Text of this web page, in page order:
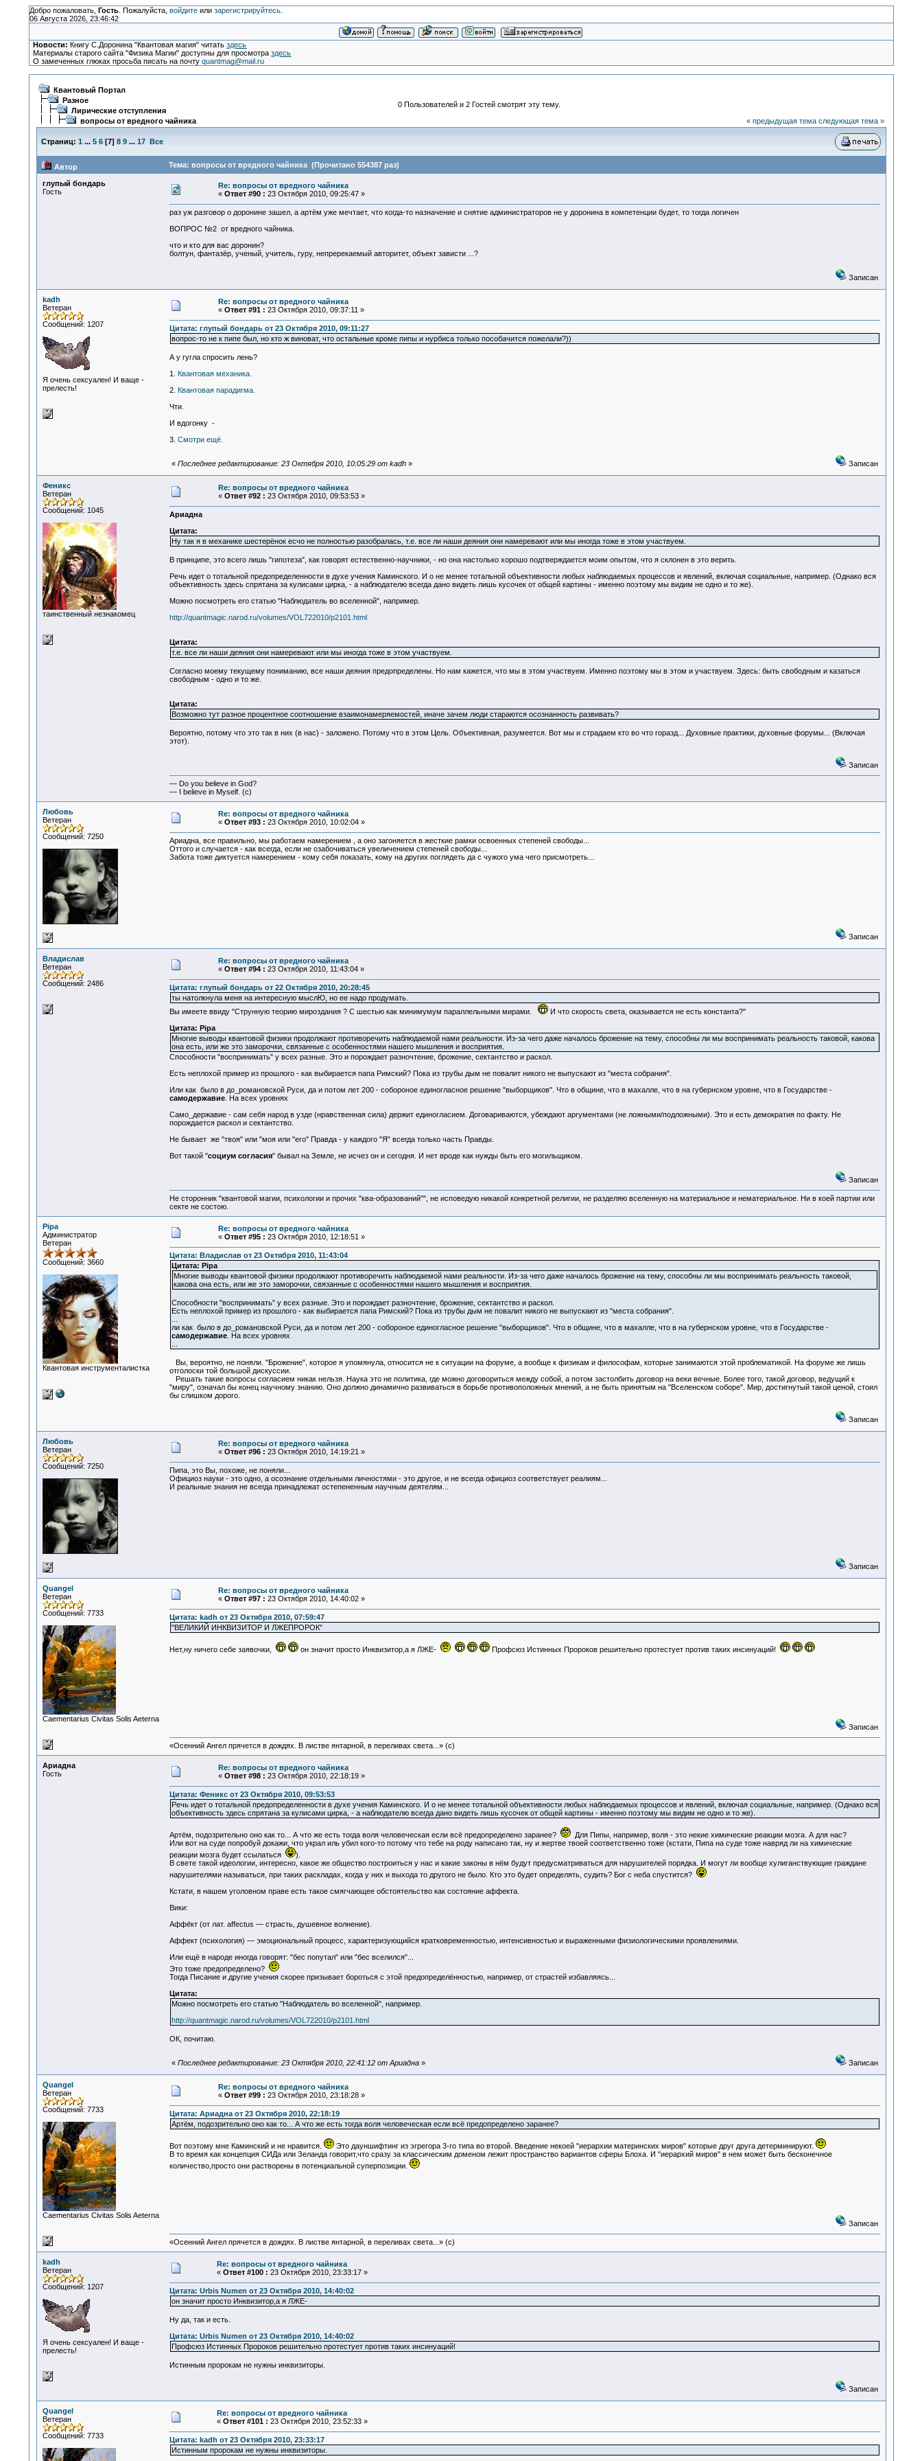
Добро пожаловать, Гость. Пожалуйста, войдитеили зарегистрируйтесь.
06 Августа 2026, 23:46:42
Новости: Книгу С.Доронина "Квантовая магия" читатьздесь
Материалы старого сайта "Физика Магии" доступны для просмотраздесь
О замеченных глюках просьба писать на почтуquantmag@mail.ru
Квантовый Портал
Разное
Лирические отступления
вопросы от вредного чайника
0 Пользователей и 2 Гостей смотрят эту тему.
« предыдущая тема следующая тема »
Страниц: 1 ... 5 6[7] 8 9 ... 17 Все
Автор Тема: вопросы от вредного чайника (Прочитано 554387 раз)
глупый бондарь
Гость
Re: вопросы от вредного чайника
« Ответ #90 : 23 Октября 2010, 09:25:47 »
раз уж разговор о доронине зашел, а артём уже мечтает, что когда-то назначение и снятие администраторов не у доронина в компетенции будет, то тогда логичен
ВОПРОС №2 от вредного чайника.
что и кто для вас доронин?
болтун, фантазёр, ученый, учитель, гуру, непререкаемый авторитет, объект зависти ...?
Записан
kadh
Ветеран
Сообщений: 1207
Я очень сексуален! И ваще -
прелесть!
Re: вопросы от вредного чайника
« Ответ #91 : 23 Октября 2010, 09:37:11 »
Цитата: глупый бондарь от 23 Октября 2010, 09:11:27
вопрос-то не к пипе был, но кто ж виноват, что остальные кроме пипы и нурбиса только пособачится пожелали?))
А у гугла спросить лень?
1.
Квантовая механика.
2.
Квантовая парадигма.
Чти.
И вдогонку -
3. Смотри ещё.
« Последнее редактирование: 23 Октября 2010, 10:05:29 от kadh» Записан
Феникс
Ветеран
Сообщений: 1045
таинственный незнакомец
Re: вопросы от вредного чайника
« Ответ #92 : 23 Октября 2010, 09:53:53 »
Ариадна
Цитата:
Ну так я в механике шестерёнок есчо не полностью разобралась, т.е. все ли наши деяния они намеревают или мы иногда тоже в этом участвуем.
В принципе, это всего лишь "гипотеза", как говорят естественно-научники, - но она настолько хорошо подтверждается моим опытом, что я склонен в это верить.
Речь идет о тотальной предопределенности в духе учения Каминского. И о не менее тотальной объективности любых наблюдаемых процессов и явлений, включая социальные, например. (Однако вся
объективность здесь спрятана за кулисами цирка, - а наблюдателю всегда дано видеть лишь кусочек от общей картины - именно поэтому мы видим не одно и то же).
Можно посмотреть его статью "Наблюдатель во вселенной", например.
http://quantmagic.narod.ru/volumes/VOL722010/p2101.html
Цитата:
т.е. все ли наши деяния они намеревают или мы иногда тоже в этом участвуем.
Согласно моему текущему пониманию, все наши деяния предопределены. Но нам кажется, что мы в этом участвуем. Именно поэтому мы в этом и участвуем. Здесь: быть свободным и казаться
свободным - одно и то же.
Цитата:
Возможно тут разное процентное соотношение взаимонамеряемостей, иначе зачем люди стараются осознанность развивать?
Вероятно, потому что это так в них (в нас) - заложено. Потому что в этом Цель. Объективная, разумеется. Вот мы и страдаем кто во что горазд... Духовные практики, духовные форумы... (Включая
этот).
Записан
— Do you believe in God?
— I believe in Myself. (c)
Любовь
Ветеран
Сообщений: 7250
Re: вопросы от вредного чайника
« Ответ #93 : 23 Октября 2010, 10:02:04 »
Ариадна, все правильно, мы работаем намерением , а оно загоняется в жесткие рамки освоенных степеней свободы...
Оттого и случается - как всегда, если не озабочиваться увеличением степеней свободы...
Забота тоже диктуется намерением - кому себя показать, кому на других поглядеть да с чужого ума чего присмотреть...
Записан
Владислав
Ветеран
Сообщений: 2486
Re: вопросы от вредного чайника
« Ответ #94 : 23 Октября 2010, 11:43:04 »
Цитата: глупый бондарь от 22 Октября 2010, 20:28:45
ты натолкнула меня на интересную мыслЮ, но ее надо продумать.
Вы имеете ввиду "Струнную теорию мироздания ? С шестью как минимумум параллельными мирами.
И что скорость света, оказывается не есть константа?"
Цитата: Pipa
Многие выводы квантовой физики продолжают противоречить наблюдаемой нами реальности. Из-за чего даже началось брожение на тему, способны ли мы воспринимать реальность таковой, какова
она есть, или же это заморочки, связанные с особенностями нашего мышления и восприятия.
Способности "воспринимать" у всех разные. Это и порождает разночтение, брожение, сектантство и раскол.
Есть неплохой пример из прошлого - как выбирается папа Римский? Пока из трубы дым не повалит никого не выпускают из "места собрания".
Или как было в до_романовской Руси, да и потом лет 200 - собороное единогласное решение "выборщиков". Что в общине, что в махалле, что в на губернском уровне, что в Государстве -
самодержавие. На всех уровнях
Само_державие - сам себя народ в узде (нравственная сила) держит единогласием. Договариваются, убеждают аргументами (не ложными/подложными). Это и есть демократия по факту. Не
порождается раскол и сектантство.
Не бывает же "твоя" или "моя или "его" Правда - у каждого "Я" всегда только часть Правды.
Вот такой "социум согласия" бывал на Земле, не исчез он и сегодня. И нет вроде как нужды быть его могильщиком.
Записан
Не сторонник "квантовой магии, психологии и прочих "ква-образований"", не исповедую никакой конкретной религии, не разделяю вселенную на материальное и нематериальное. Ни в коей партии или
секте не состою.
Pipa
Администратор
Ветеран
Сообщений: 3660
Квантовая инструменталистка
Re: вопросы от вредного чайника
« Ответ #95 : 23 Октября 2010, 12:18:51 »
Цитата: Владислав от 23 Октября 2010, 11:43:04
Цитата: Pipa
Многие выводы квантовой физики продолжают противоречить наблюдаемой нами реальности. Из-за чего даже началось брожение на тему, способны ли мы воспринимать реальность таковой,
какова она есть, или же это заморочки, связанные с особенностями нашего мышления и восприятия.
Способности "воспринимать" у всех разные. Это и порождает разночтение, брожение, сектантство и раскол.
Есть неплохой пример из прошлого - как выбирается папа Римский? Пока из трубы дым не повалит никого не выпускают из "места собрания".
ли как было в до_романовской Руси, да и потом лет 200 - собороное единогласное решение "выборщиков". Что в общине, что в махалле, что в на губернском уровне, что в Государстве -
самодержавие. На всех уровнях
Вы, вероятно, не поняли. "Брожение", которое я упомянула, относится не к ситуации на форуме, а вообще к физикам и философам, которые занимаются этой проблематикой. На форуме же лишь
отголоски той большой дискуссии.
Решать такие вопросы согласием никак нельзя. Наука это не политика, где можно договориться между собой, а потом застолбить договор на веки вечные. Более того, такой договор, ведущий к
"миру", означал бы конец научному знанию. Оно должно динамично развиваться в борьбе противоположных мнений, а не быть принятым на "Вселенском соборе". Мир, достигнутый такой ценой, стоил
бы слишком дорого.
Записан
Любовь
Ветеран
Сообщений: 7250
Re: вопросы от вредного чайника
« Ответ #96 : 23 Октября 2010, 14:19:21 »
Пипа, это Вы, похоже, не поняли...
Официоз науки - это одно, а осознание отдельными личностями - это другое, и не всегда официоз соответствует реалиям...
И реальные знания не всегда принадлежат остепененным научным деятелям...
Записан
Quangel
Ветеран
Сообщений: 7733
Сaementarius Civitas Solis Aeterna
Re: вопросы от вредного чайника
« Ответ #97 : 23 Октября 2010, 14:40:02 »
Цитата: kadh от 23 Октября 2010, 07:59:47
"ВЕЛИКИЙ ИНКВИЗИТОР И ЛЖЕПРОРОК"
Нет,ну ничего себе заявочки, он значит просто Инквизитор,а я ЛЖЕ- Профсюз Истинных Пророков решительно протестует против таких инсинуаций!
Записан
«Осенний Ангел прячется в дождях. В листве янтарной, в переливах света...» (c)
Ариадна
Гость
Re: вопросы от вредного чайника
« Ответ #98 : 23 Октября 2010, 22:18:19 »
Цитата: Феникс от 23 Октября 2010, 09:53:53
Речь идет о тотальной предопределенности в духе учения Каминского. И о не менее тотальной объективности любых наблюдаемых процессов и явлений, включая социальные, например. (Однако вся
объективность здесь спрятана за кулисами цирка, - а наблюдателю всегда дано видеть лишь кусочек от общей картины - именно поэтому мы видим не одно и то же).
Артём, подозрительно оно как то... А что же есть тогда воля человеческая если всё предопределено заранее?
Для Пипы, например, воля - это некие химические реакции мозга. А для нас?
Или вот на суде попробуй докажи, что украл иль убил кого-то потому что тебе на роду написано так, ну и жертве твоей соответственно тоже (кстати, Пипа на суде тоже навряд ли на химические
реакции мозга будет ссылаться
).
В свете такой идеологии, интересно, какое же общество построиться у нас и какие законы в нём будут предусматриваться для нарушителей порядка. И могут ли вообще хулиганствующие граждане
нарушителями называться, при таких раскладах, когда у них и выхода то другого не было. Кто это будет определять, судить? Бог с неба спустится?
Кстати, в нашем уголовном праве есть такое смягчающее обстоятельство как состояние аффекта.
Вики:
Аффе́кт (от лат. affectus — страсть, душевное волнение).
Аффект (психология) — эмоциональный процесс, характеризующийся кратковременностью, интенсивностью и выраженными физиологическими проявлениями.
Или ещё в народе иногда говорят: "бес попутал" или "бес вселился"...
Это тоже предопределено?
Тогда Писание и другие учения скорее призывает бороться с этой предопределённостью, например, от страстей избавляясь...
Цитата:
Можно посмотреть его статью "Наблюдатель во вселенной", например.
http://quantmagic.narod.ru/volumes/VOL722010/p2101.html
ОК, почитаю.
« Последнее редактирование: 23 Октября 2010, 22:41:12 от Ариадна» Записан
Quangel
Ветеран
Сообщений: 7733
Сaementarius Civitas Solis Aeterna
Re: вопросы от вредного чайника
« Ответ #99 : 23 Октября 2010, 23:18:28 »
Цитата: Ариадна от 23 Октября 2010, 22:18:19
Артём, подозрительно оно как то... А что же есть тогда воля человеческая если всё предопределено заранее?
Вот поэтому мне Каминский и не нравится.
Это дауншифтинг из эгрегора 3-го типа во второй. Введение некоей "иерархии материнских миров" которые друг друга детерминируют.
В то время как концепция СИДа или Зеланда говорит,что сразу за классическим доменом лежит пространство вариантов сферы Блоха. И "иерархий миров" в нем может быть бесконечное
количество,просто они растворены в потенциальной суперпозиции.
Записан
«Осенний Ангел прячется в дождях. В листве янтарной, в переливах света...» (c)
kadh
Ветеран
Сообщений: 1207
Я очень сексуален! И ваще -
прелесть!
Re: вопросы от вредного чайника
« Ответ #100 : 23 Октября 2010, 23:33:17 »
Цитата: Urbis Numen от 23 Октября 2010, 14:40:02
он значит просто Инквизитор,а я ЛЖЕ-
Ну да, так и есть.
Цитата: Urbis Numen от 23 Октября 2010, 14:40:02
Профсюз Истинных Пророков решительно протестует против таких инсинуаций!
Истинным пророкам не нужны инквизиторы.
Записан
Quangel
Ветеран
Сообщений: 7733
Re: вопросы от вредного чайника
« Ответ #101 : 23 Октября 2010, 23:52:33 »
Цитата: kadh от 23 Октября 2010, 23:33:17
Истинным пророкам не нужны инквизиторы.